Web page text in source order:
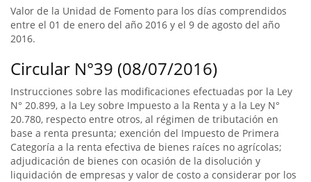
Valor de la Unidad de Fomento para los días comprendidos
entre el 01 de enero del año 2016 y el 9 de agosto del año
2016.
Circular N°39 (08/07/2016)
Instrucciones sobre las modificaciones efectuadas por la Ley
N° 20.899, a la Ley sobre Impuesto a la Renta y a la Ley N°
20.780, respecto entre otros, al régimen de tributación en
base a renta presunta; exención del Impuesto de Primera
Categoría a la renta efectiva de bienes raíces no agrícolas;
adjudicación de bienes con ocasión de la disolución y
liquidación de empresas y valor de costo a considerar por los